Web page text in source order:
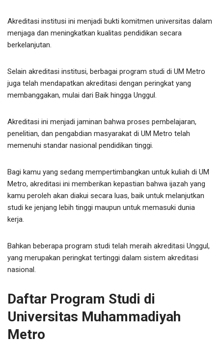
Akreditasi institusi ini menjadi bukti komitmen universitas dalam
menjaga dan meningkatkan kualitas pendidikan secara
berkelanjutan.
Selain akreditasi institusi, berbagai program studi di UM Metro
juga telah mendapatkan akreditasi dengan peringkat yang
membanggakan, mulai dari Baik hingga Unggul.
Akreditasi ini menjadi jaminan bahwa proses pembelajaran,
penelitian, dan pengabdian masyarakat di UM Metro telah
memenuhi standar nasional pendidikan tinggi.
Bagi kamu yang sedang mempertimbangkan untuk kuliah di UM
Metro, akreditasi ini memberikan kepastian bahwa ijazah yang
kamu peroleh akan diakui secara luas, baik untuk melanjutkan
studi ke jenjang lebih tinggi maupun untuk memasuki dunia
kerja.
Bahkan beberapa program studi telah meraih akreditasi Unggul,
yang merupakan peringkat tertinggi dalam sistem akreditasi
nasional.
Daftar Program Studi di
Universitas Muhammadiyah
Metro